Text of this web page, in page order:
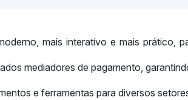
mais interativo e mais prático,
mediadores de pagamento,
e ferramentas para diversos